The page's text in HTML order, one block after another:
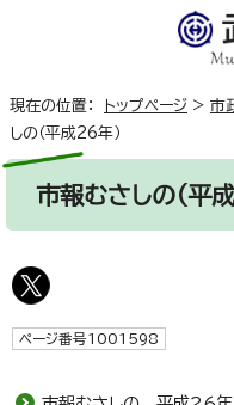
現在の位置： トップページ > 市
しの（平成26年）
市報むさしの（平
ページ番号1001598